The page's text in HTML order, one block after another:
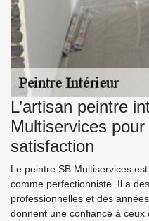
L’artisan peintre
Multiservices
satisfaction
Le peintre SB Multiservices
comme perfectionniste. Il a
professionnelles et des
donnent une confiance à